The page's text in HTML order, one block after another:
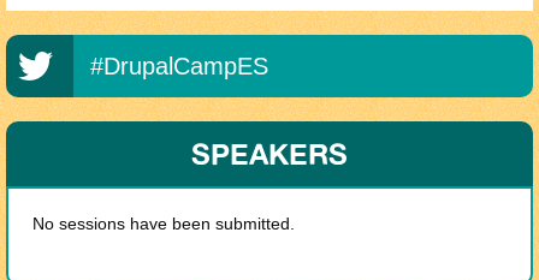
#DrupalCampES
SPEAKERS
No sessions have been submitted.